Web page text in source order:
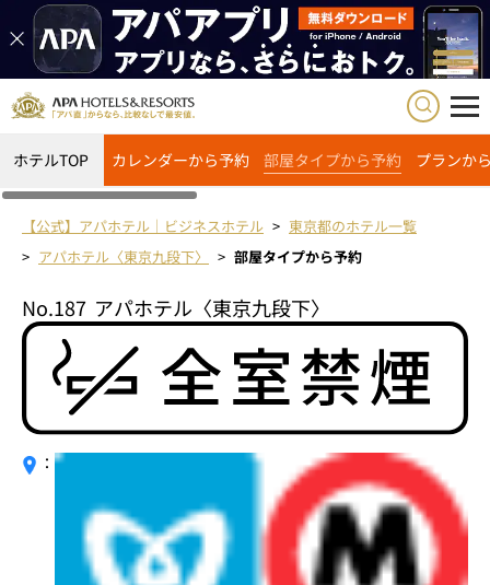
ホテルTOP カレンダーから予約 部屋タイプから予約 プランか
【公式】アパホテル｜ビジネスホテル
東京都のホテル一覧
アパホテル〈東京九段下〉
部屋タイプから予約
No.187 アパホテル〈東京九段下〉
：